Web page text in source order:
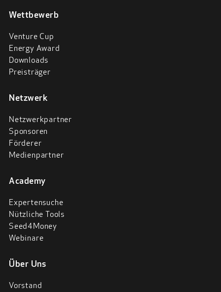
Wettbewerb
Venture Cup
Energy Award
Downloads
Preisträger
Netzwerk
Netzwerkpartner
Sponsoren
Förderer
Medienpartner
Academy
Expertensuche
Nützliche Tools
Seed4Money
Webinare
Über Uns
Vorstand